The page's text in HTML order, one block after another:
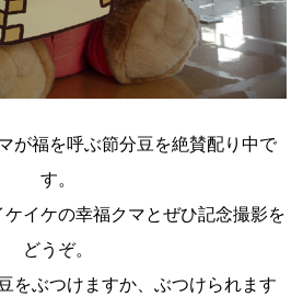
が福を呼ぶ節分豆を絶賛配り中で
す。
イケの幸福クマとぜひ記念撮影を
どうぞ。
をぶつけますか、ぶつけられます